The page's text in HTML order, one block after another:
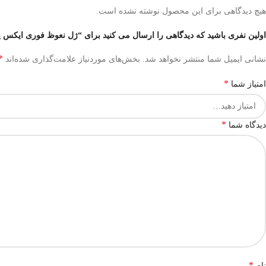
هیچ دیدگاهی برای این محصول نوشته نشده است.
اولین نفری باشید که دیدگاهی را ارسال می کنید برای “ژل نعوظ فوری ایکس
نشانی ایمیل شما منتشر نخواهد شد. بخش‌های موردنیاز علامت‌گذاری شده‌اند
امتیاز شما *
دیدگاه شما *